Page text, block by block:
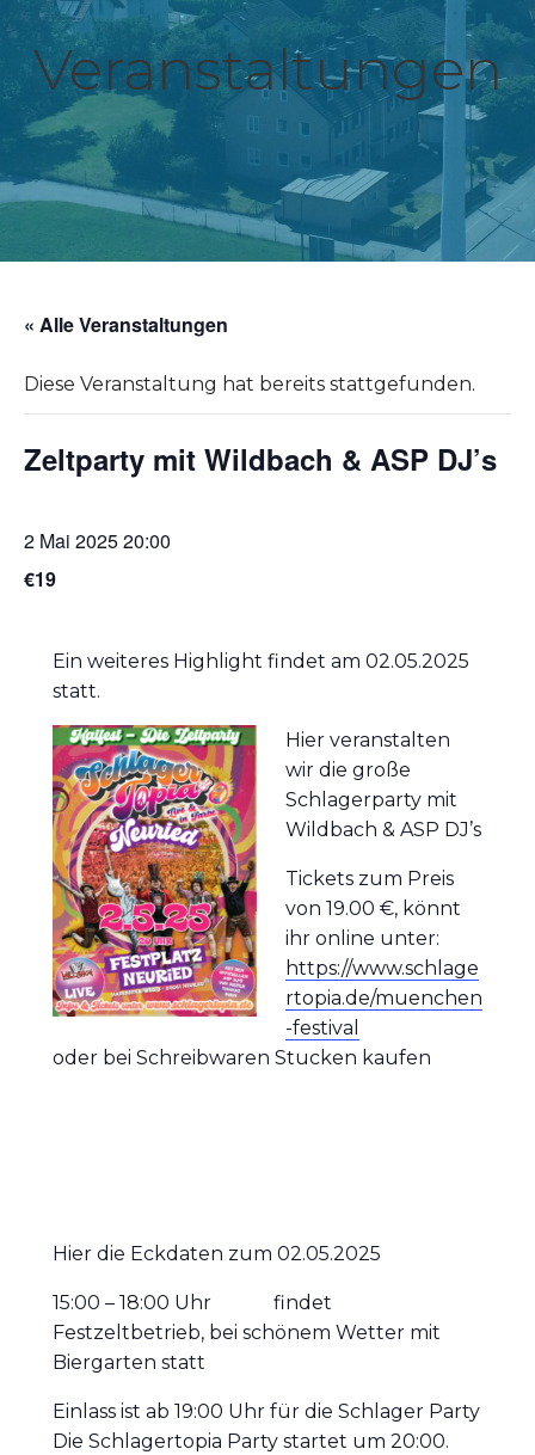
Veranstaltungen
« Alle Veranstaltungen
Diese Veranstaltung hat bereits stattgefunden.
Zeltparty mit Wildbach & ASP DJ’s
2 Mai 2025 20:00
€19
Ein weiteres Highlight findet am 02.05.2025
statt.
Hier veranstalten
wir die große
Schlagerparty mit
Wildbach & ASP DJ’s
Tickets zum Preis
von 19.00 €, könnt
ihr online unter:
https://www.schlage
rtopia.de/muenchen
-festival
oder bei Schreibwaren Stucken kaufen
Hier die Eckdaten zum 02.05.2025
15:00 – 18:00 Uhr findet
Festzeltbetrieb, bei schönem Wetter mit
Biergarten statt
Einlass ist ab 19:00 Uhr für die Schlager Party
Die Schlagertopia Party startet um 20:00.